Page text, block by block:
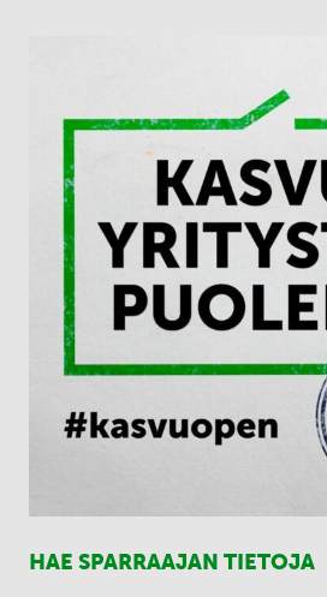
HAE SPARRAAJAN TIETOJA